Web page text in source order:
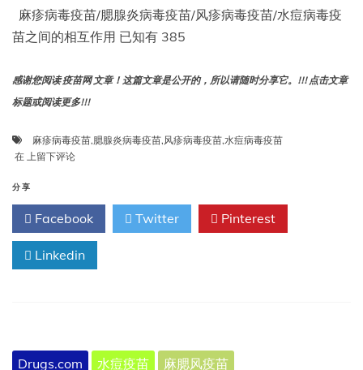
疫
苗
的
代
方
案
较
麻疹病毒疫苗/腮腺炎病毒疫苗/风疹病毒疫苗/水痘病毒疫
苗之间的相互作用 已知有 385
感谢您阅读 疫苗网 文章！这篇文章是公开的，所以请随时分享它。!!! 点击文章
标题或阅读更多!!!
麻疹病毒疫苗,腮腺炎病毒疫苗,风疹病毒疫苗,水痘病毒疫苗
在 麻
病
毒
疫
苗/
腮
腺
苗/
风
上留下评论
分享
Facebook Twitter Pinterest
Linkedin
Drugs.com 水痘疫苗 麻腮风疫苗